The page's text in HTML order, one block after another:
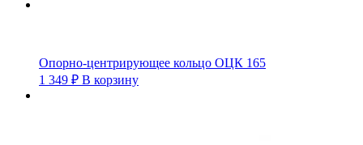
Опорно-центрирующее кольцо ОЦК 165
1 349 ₽ В корзину